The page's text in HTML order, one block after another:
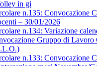
in gi
n.135: Convocazione
– 30/01/2026
n.134: Variazione
Gruppo di Lavoro
n.133: Convocazione